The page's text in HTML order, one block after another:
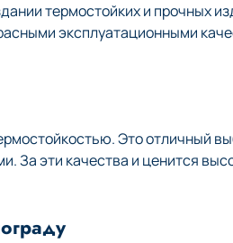
термостойких и прочных
эксплуатационными
Это отличный
За эти качества и ценится